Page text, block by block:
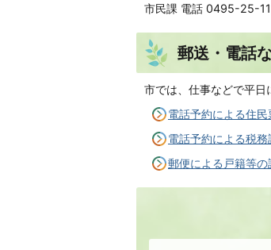
市民課 電話 0495-25-
郵送・電話
市では、仕事などで平日
電話予約による住
電話予約による税
郵便による戸籍等の